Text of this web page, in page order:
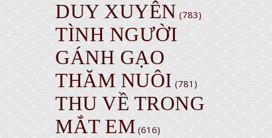
DUY XUYÊN (783)
TÌNH NGƯỜI
GÁNH GẠO
THĂM NUÔI (781)
THU VỀ TRONG
MẮT EM (616)